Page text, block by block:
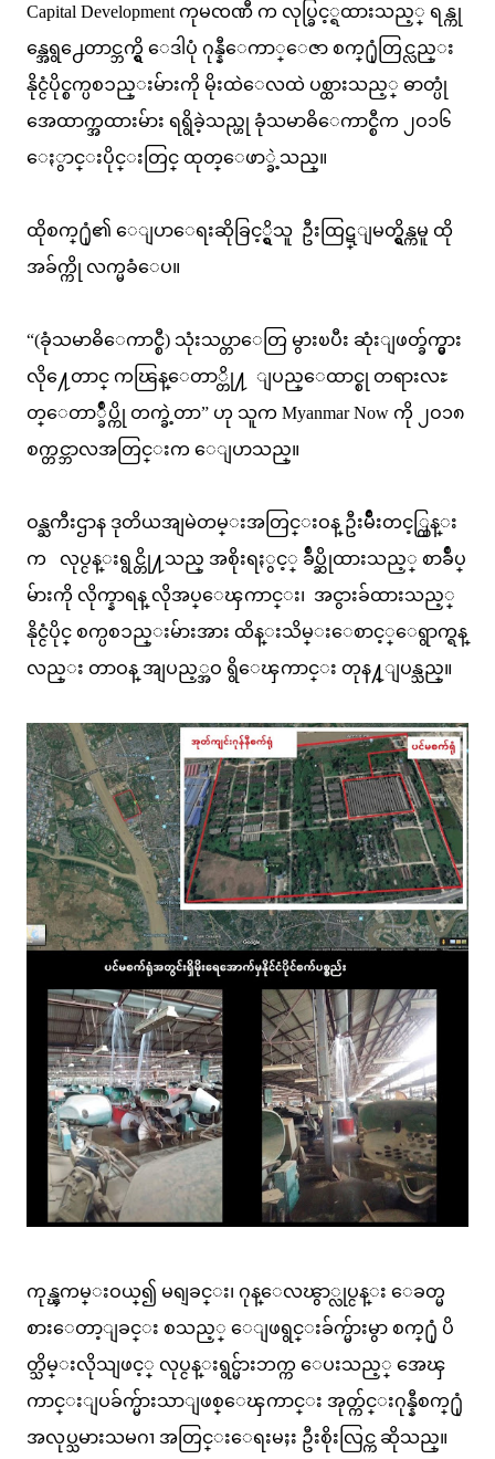
Capital Development ကုမၸဏီ က လုပ္ခြင့္ရထားသည့္ ရန္ကု
န္အေရွ႕ေတာင္ဘက္ရွိ ေဒါပုံ ဂုန္နီေကာ္ေဇာ စက္႐ုံတြင္လည္း
နိုင္ငံပိုင္စက္ပစၥည္းမ်ားကို မိုးထဲေလထဲ ပစ္ထားသည့္ ဓာတ္ပုံ
အေထာက္အထားမ်ား ရရွိခဲ့သည္ဟု ခုံသမာဓိေကာင္စီက ၂ဝ၁၆
ေႏွာင္းပိုင္းတြင္ ထုတ္ေဖာ္ခဲ့သည္။
ထိုစက္႐ုံ၏ ေျပာေရးဆိုခြင့္ရွိသူ ဦးထြဋ္ျမတ္ရွိန္ကမူ ထို
အခ်က္ကို လက္မခံေပ။
“(ခုံသမာဓိေကာင္စီ) သုံးသပ္တာေတြ မွားၿပီး ဆုံးျဖတ္ခ်က္မွား
လို႔ေတာင္ ကၽြန္ေတာ္တို႔ ျပည္ေထာင္စု တရားလႊ
တ္ေတာ္ခ်ဳပ္ကို တက္ခဲ့တာ” ဟု သူက Myanmar Now ကို ၂ဝ၁၈
စက္တင္ဘာလအတြင္းက ေျပာသည္။
ဝန္ႀကီးဌာန ဒုတိယအျမဲတမ္းအတြင္းဝန္ ဦးမ်ိဳးတင့္ထြန္း
က လုပ္ငန္းရွင္တို႔သည္ အစိုးရႏွင့္ ခ်ဳပ္ဆိုထားသည့္ စာခ်ဳပ္
မ်ားကို လိုက္နာရန္ လိုအပ္ေၾကာင္း၊ အငွားခ်ထားသည့္
နိုင္ငံပိုင္ စက္ပစၥည္းမ်ားအား ထိန္းသိမ္းေစာင့္ေရွာက္ရန္
လည္း တာဝန္ အျပည့္အဝ ရွိေၾကာင္း တုန႔္ျပန္သည္။
ကုန္ၾကမ္းဝယ္၍ မရျခင္း၊ ဂုန္ေလၽွာ္လုပ္ငန္း ေခတ္မ
စားေတာ့ျခင္း စသည့္ ေျဖရွင္းခ်က္မ်ားမွာ စက္႐ုံ ပိ
တ္သိမ္းလိုသျဖင့္ လုပ္ငန္းရွင္မ်ားဘက္က ေပးသည့္ အေၾ
ကာင္းျပခ်က္မ်ားသာျဖစ္ေၾကာင္း အုတ္က်င္းဂုန္နီစက္႐ုံ
အလုပ္သမားသမဂၢ အတြင္းေရးမႈး ဦးစိုးလြင္က ဆိုသည္။